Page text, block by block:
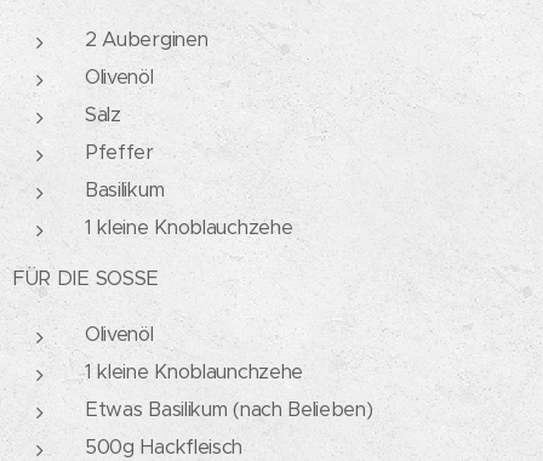
2 Auberginen
Olivenöl
Salz
Pfeffer
Basilikum
1 kleine Knoblauchzehe
FÜR DIE SOSSE
Olivenöl
1 kleine Knoblaunchzehe
Etwas Basilikum (nach Belieben)
500g Hackfleisch